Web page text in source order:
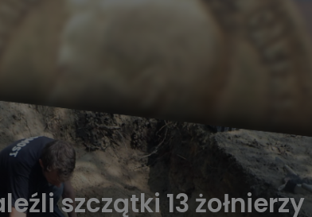
szczątki 13 żołnierzy